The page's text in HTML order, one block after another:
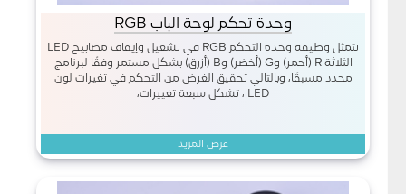
وحدة تحكم لوحة الباب RGB
تتمثل وظيفة وحدة التحكم RGB في تشغيل وإيقاف مصابيح LED
الثلاثة R (أحمر) وG (أخضر) وB (أزرق) بشكل مستمر وفقًا لبرنامج
محدد مسبقًا، وبالتالي تحقيق الغرض من التحكم في تغيرات لون
LED ، تشكل سبعة تغييرات،
عرض المزيد